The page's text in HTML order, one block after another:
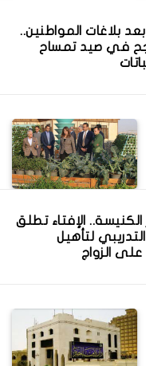
بلاغات المواطنين..
في صيد تمساح
الإفتاء تطلق
لتأهيل
على الزواج